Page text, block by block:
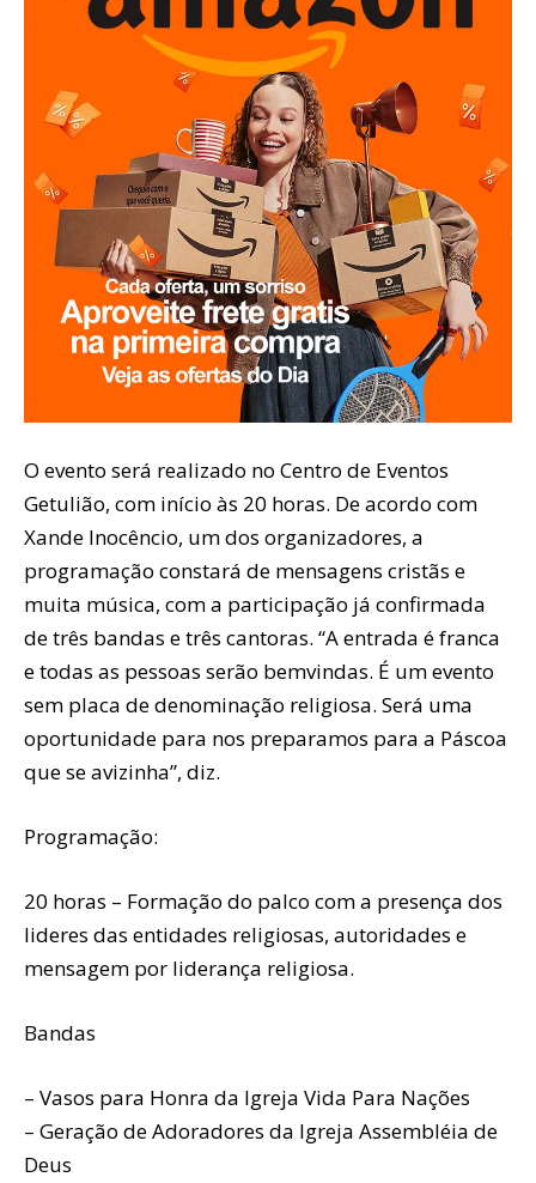
O evento será realizado no Centro de Eventos
Getulião, com início às 20 horas. De acordo com
Xande Inocêncio, um dos organizadores, a
programação constará de mensagens cristãs e
muita música, com a participação já confirmada
de três bandas e três cantoras. “A entrada é franca
e todas as pessoas serão bemvindas. É um evento
sem placa de denominação religiosa. Será uma
oportunidade para nos preparamos para a Páscoa
que se avizinha”, diz.
Programação:
20 horas – Formação do palco com a presença dos
lideres das entidades religiosas, autoridades e
mensagem por liderança religiosa.
Bandas
– Vasos para Honra da Igreja Vida Para Nações
– Geração de Adoradores da Igreja Assembléia de
Deus